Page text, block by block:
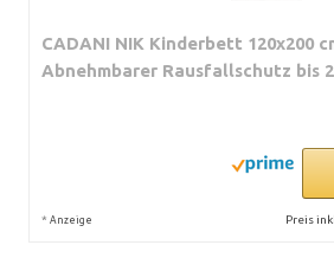
CADANI NIK Kinderbett 120x200
Abnehmbarer Rausfallschutz bis
* Anzeige Preis